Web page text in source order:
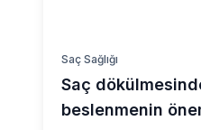
Saç Sağlığı
Saç
beslenmenin